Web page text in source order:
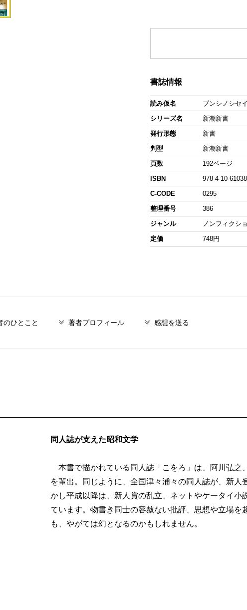
書誌情報
読み仮名
ブンシノシセ
シリーズ名
新潮新書
発行形態
新書
判型
新潮新書
頁数
192ページ
ISBN
978-4-10-
C-CODE
0295
整理番号
386
ジャンル
ノンフィクシ
定価
748円
のひとこと 著者プロフィール 感想を送る
同人誌が支えた昭和文学
本書で描かれている同人誌「こをろ」は、阿川弘之
を輩出。同じように、全国津々浦々の同人誌が、新
かし平成以降は、新人賞の乱立、ネットやケータイ小
ています。物書き同士の容赦ない批評、思想や立場を
も、やがては幻となるのかもしれません。